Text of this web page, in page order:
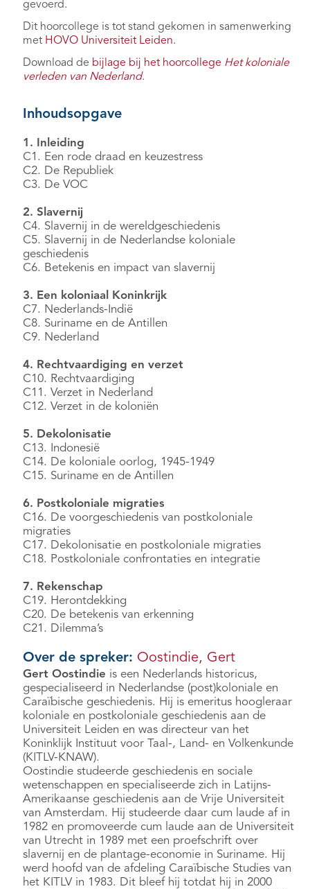
gevoerd.
Dit hoorcollege is tot stand gekomen in samenwerking
met HOVO Universiteit Leiden.
Download de bijlage bij het hoorcollege Het koloniale
verleden van Nederland.
Inhoudsopgave
1. Inleiding
C1. Een rode draad en keuzestress
C2. De Republiek
C3. De VOC
2. Slavernij
C4. Slavernij in de wereldgeschiedenis
C5. Slavernij in de Nederlandse koloniale
geschiedenis
C6. Betekenis en impact van slavernij
3. Een koloniaal Koninkrijk
C7. Nederlands-Indië
C8. Suriname en de Antillen
C9. Nederland
4. Rechtvaardiging en verzet
C10. Rechtvaardiging
C11. Verzet in Nederland
C12. Verzet in de koloniën
5. Dekolonisatie
C13. Indonesië
C14. De koloniale oorlog, 1945-1949
C15. Suriname en de Antillen
6. Postkoloniale migraties
C16. De voorgeschiedenis van postkoloniale
migraties
C17. Dekolonisatie en postkoloniale migraties
C18. Postkoloniale confrontaties en integratie
7. Rekenschap
C19. Herontdekking
C20. De betekenis van erkenning
C21. Dilemma’s
Over de spreker: Oostindie, Gert
Gert Oostindie is een Nederlands historicus,
gespecialiseerd in Nederlandse (post)koloniale en
Caraïbische geschiedenis. Hij is emeritus hoogleraar
koloniale en postkoloniale geschiedenis aan de
Universiteit Leiden en was directeur van het
Koninklijk Instituut voor Taal-, Land- en Volkenkunde
(KITLV-KNAW).
Oostindie studeerde geschiedenis en sociale
wetenschappen en specialiseerde zich in Latijns-
Amerikaanse geschiedenis aan de Vrije Universiteit
van Amsterdam. Hij studeerde daar cum laude af in
1982 en promoveerde cum laude aan de Universiteit
van Utrecht in 1989 met een proefschrift over
slavernij en de plantage-economie in Suriname. Hij
werd hoofd van de afdeling Caraïbische Studies van
het KITLV in 1983. Dit bleef hij totdat hij in 2000